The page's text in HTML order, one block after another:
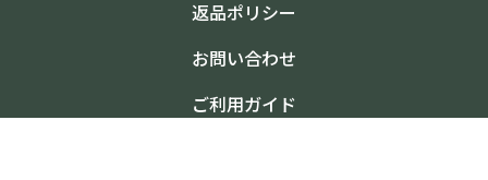
返品ポリシー
お問い合わせ
ご利用ガイド